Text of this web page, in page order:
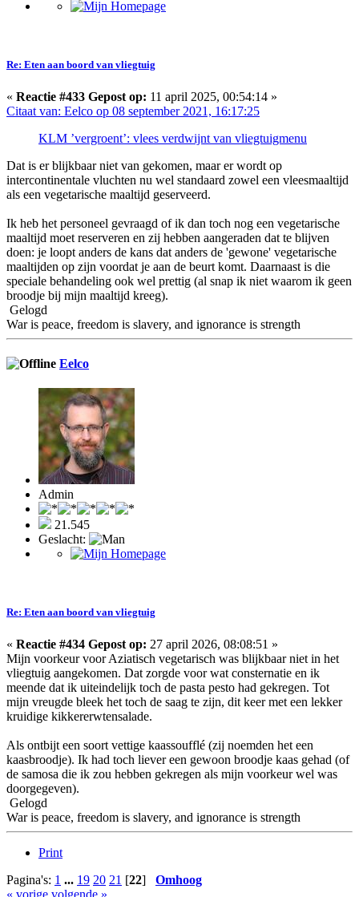
Re: Eten aan boord van vliegtuig
« Reactie #433 Gepost op: 11 april 2025, 00:54:14 »
Citaat van: Eelco op 08 september 2021, 16:17:25
KLM ’vergroent’: vlees verdwijnt van vliegtuigmenu
Dat is er blijkbaar niet van gekomen, maar er wordt op
intercontinentale vluchten nu wel standaard zowel een vleesmaaltijd
als een vegetarische maaltijd geserveerd.
Ik heb het personeel gevraagd of ik dan toch nog een vegetarische
maaltijd moet reserveren en zij hebben aangeraden dat te blijven
doen: je loopt anders de kans dat anders de 'gewone' vegetarische
maaltijden op zijn voordat je aan de beurt komt. Daarnaast is die
speciale behandeling ook wel prettig (al snap ik niet waarom ik geen
broodje bij mijn maaltijd kreeg).
Gelogd
War is peace, freedom is slavery, and ignorance is strength
Eelco
Admin
21.545
Geslacht:
Re: Eten aan boord van vliegtuig
« Reactie #434 Gepost op: 27 april 2026, 08:08:51 »
Mijn voorkeur voor Aziatisch vegetarisch was blijkbaar niet in het
vliegtuig aangekomen. Dat zorgde voor wat consternatie en ik
meende dat ik uiteindelijk toch de pasta pesto had gekregen. Tot
mijn vreugde bleek het toch de saag te zijn, dit keer met een lekker
kruidige kikkererwtensalade.
Als ontbijt een soort vettige kaassoufflé (zij noemden het een
kaasbroodje). Ik had toch liever een gewoon broodje kaas gehad (of
de samosa die ik zou hebben gekregen als mijn voorkeur wel was
doorgegeven).
Gelogd
War is peace, freedom is slavery, and ignorance is strength
Print
Pagina's: 1 ... 19 20 21 [22] Omhoog
« vorige volgende »